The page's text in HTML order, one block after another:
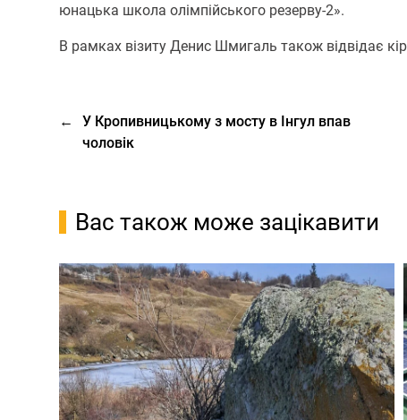
юнацька школа олімпійського резерву-2».
В рамках візиту Денис Шмигаль також відвідає
←
У Кропивницькому з мосту в Інгул впав
чоловік
Вас також може зацікавити